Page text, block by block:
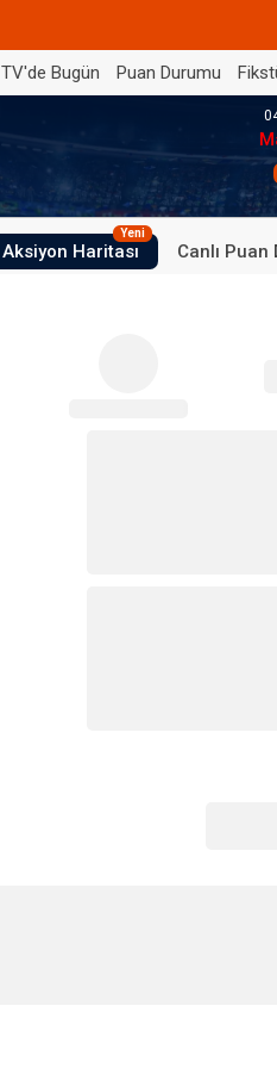
TV'de Bugün Puan Durumu
Aksiyon Haritası
Yeni
Canlı Puan